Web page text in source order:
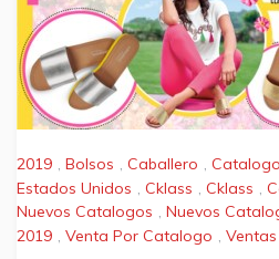
2019 , Bolsos , Caballero ,
Estados Unidos , Cklass , Cklass ,
Nuevos Catalogos , Nuevos
2019 , Venta Por Catalogo ,